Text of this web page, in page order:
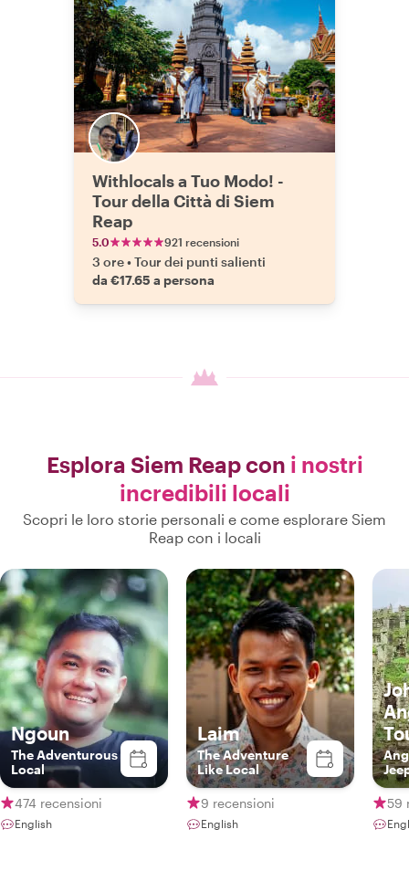
Withlocals a Tuo Modo! -
Tour della Città di Siem
Reap
5.0 921 recensioni
3 ore•Tour dei punti salienti
da €17.65 a persona
Esplora Siem Reap con i nostri
incredibili locali
Scopri le loro storie personali e come esplorare Siem
Reap con i locali
Ngoun
The Adventurous
Local
474 recensioni
English
Laim
The Adventure
Like Local
9 recensioni
English
59